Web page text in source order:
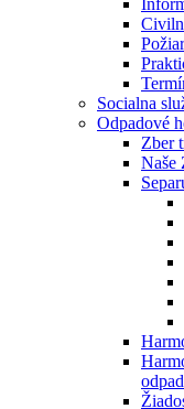
Socialna
Odpadové
Zber
Naše